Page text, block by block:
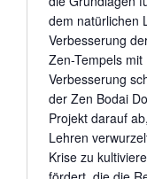
dem natürlichen
Verbesserung
Zen-Tempels
Verbesserung
der Zen Bodai
Projekt darauf
Lehren
Krise zu